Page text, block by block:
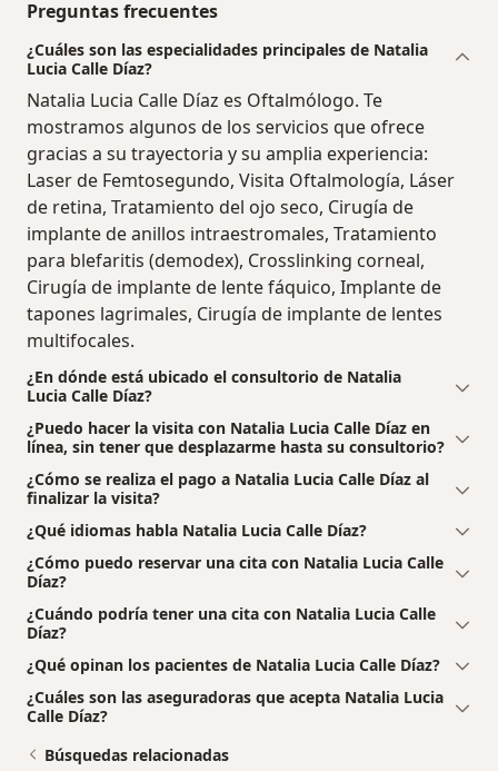
Preguntas frecuentes
¿Cuáles son las especialidades principales de Natalia
Lucia Calle Díaz?
Natalia Lucia Calle Díaz es Oftalmólogo. Te
mostramos algunos de los servicios que ofrece
gracias a su trayectoria y su amplia experiencia:
Laser de Femtosegundo, Visita Oftalmología, Láser
de retina, Tratamiento del ojo seco, Cirugía de
implante de anillos intraestromales, Tratamiento
para blefaritis (demodex), Crosslinking corneal,
Cirugía de implante de lente fáquico, Implante de
tapones lagrimales, Cirugía de implante de lentes
multifocales.
¿En dónde está ubicado el consultorio de Natalia
Lucia Calle Díaz?
¿Puedo hacer la visita con Natalia Lucia Calle Díaz en
línea, sin tener que desplazarme hasta su consultorio?
¿Cómo se realiza el pago a Natalia Lucia Calle Díaz al
finalizar la visita?
¿Qué idiomas habla Natalia Lucia Calle Díaz?
¿Cómo puedo reservar una cita con Natalia Lucia Calle
Díaz?
¿Cuándo podría tener una cita con Natalia Lucia Calle
Díaz?
¿Qué opinan los pacientes de Natalia Lucia Calle Díaz?
¿Cuáles son las aseguradoras que acepta Natalia Lucia
Calle Díaz?
Búsquedas relacionadas